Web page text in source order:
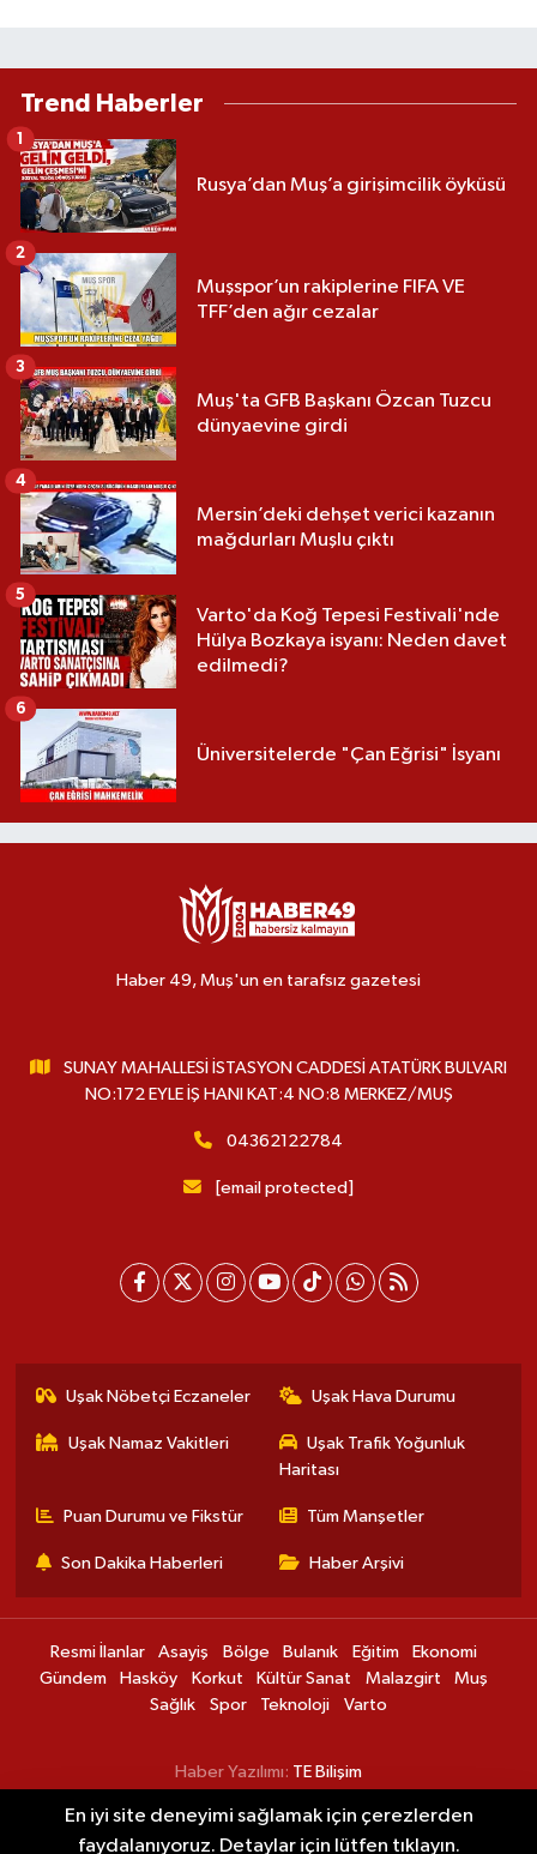
Trend Haberler
Rusya’dan Muş’a girişimcilik öyküsü
1
Muşspor’un rakiplerine FIFA VE
TFF’den ağır cezalar
2
Muş'ta GFB Başkanı Özcan Tuzcu
dünyaevine girdi
3
Mersin’deki dehşet verici kazanın
mağdurları Muşlu çıktı
4
Varto'da Koğ Tepesi Festivali'nde
Hülya Bozkaya isyanı: Neden davet
edilmedi?
5
Üniversitelerde "Çan Eğrisi" İsyanı
6
Haber 49, Muş'un en tarafsız gazetesi
SUNAY MAHALLESİ İSTASYON CADDESİ ATATÜRK BULVARI
NO:172 EYLE İŞ HANI KAT:4 NO:8 MERKEZ/MUŞ
04362122784
[email protected]
Uşak Nöbetçi Eczaneler Uşak Hava Durumu
Uşak Namaz Vakitleri
Uşak Trafik Yoğunluk
Haritası
Puan Durumu ve Fikstür Tüm Manşetler
Son Dakika Haberleri Haber Arşivi
Resmi İlanlar Asayiş Bölge Bulanık Eğitim
Ekonomi
Gündem
Hasköy Korkut Kültür Sanat Malazgirt
Muş
Sağlık
Spor Teknoloji Varto
Haber Yazılımı: TE Bilişim
En iyi site deneyimi sağlamak için çerezlerden
faydalanıyoruz. Detaylar için lütfen tıklayın.
00:20 Muşspor yeni sezonun ilk hazırlık maçına